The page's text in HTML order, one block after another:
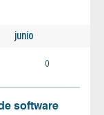
junio
0
software